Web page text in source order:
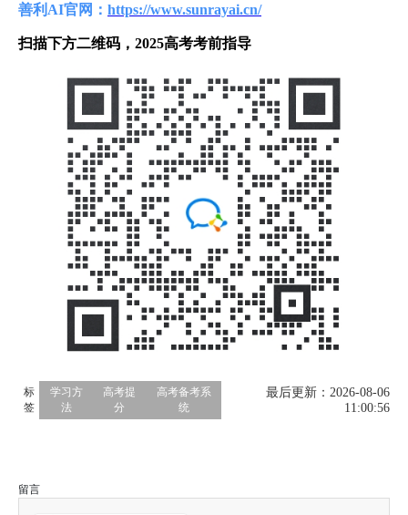
善利AI官网： https://www.sunrayai.cn/
扫描下方二维码，2025高考考前指导
标
签
学习方
法
高考提
分
高考备考系
统
最后更新：2026-08-06
11:00:56
留言